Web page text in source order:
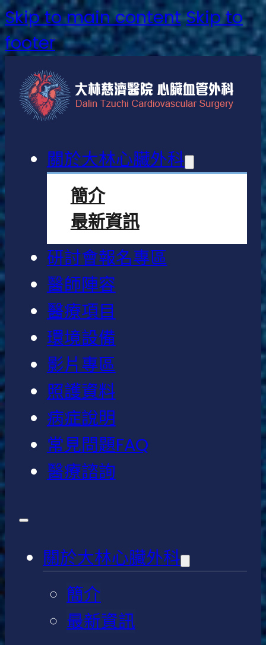
Skip to main content Skip to
footer
關於大林心臟外科
簡介
最新資訊
研討會報名專區
醫師陣容
醫療項目
環境設備
影片專區
照護資料
病症說明
常見問題FAQ
醫療諮詢
關於大林心臟外科
簡介
最新資訊